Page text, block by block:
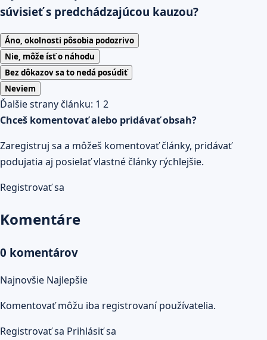
súvisieť s predchádzajúcou kauzou?
Áno, okolnosti pôsobia podozrivo
Nie, môže ísť o náhodu
Bez dôkazov sa to nedá posúdiť
Neviem
Ďalšie strany článku: 1 2
Chceš komentovať alebo pridávať obsah?
Zaregistruj sa a môžeš komentovať články, pridávať
podujatia aj posielať vlastné články rýchlejšie.
Registrovať sa
Komentáre
0 komentárov
Najnovšie Najlepšie
Komentovať môžu iba registrovaní používatelia.
Registrovať sa Prihlásiť sa